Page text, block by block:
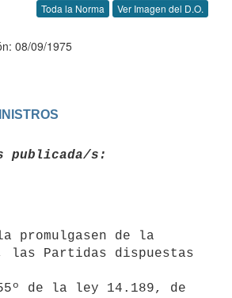
Toda la Norma Ver Imagen del D.O.
08/09/1975
publicada/s:
promulgasen de la
las Partidas dispuestas
de la ley 14.189, de